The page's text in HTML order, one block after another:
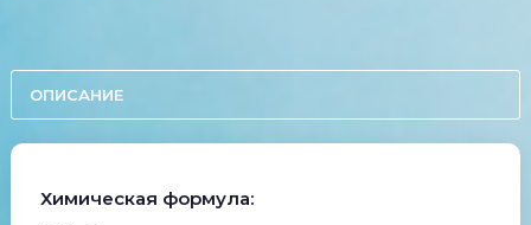
ОПИСАНИЕ
Химическая формула: